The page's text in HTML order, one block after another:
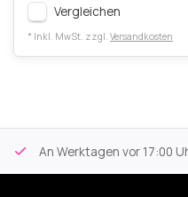
Vergleichen
* Inkl. MwSt. zzgl. Versandkosten
An Werktagen vor 17:00